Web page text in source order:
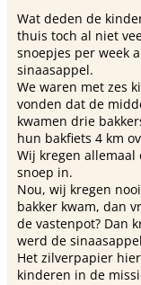
Wat deden de
thuis toch al niet
snoepjes per week
sinaasappel.
We waren met zes
vonden dat de
kwamen drie
hun bakfiets 4 km
Wij kregen
snoep in.
Nou, wij kregen
bakker kwam, dan
de vastenpot? Dan
werd de
Het zilverpapier
kinderen in de